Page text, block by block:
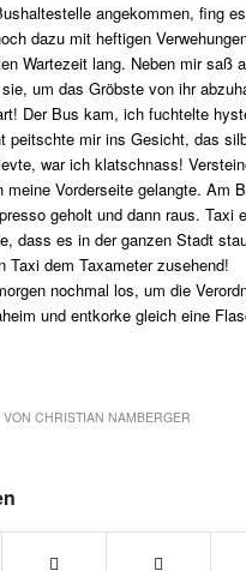
angekommen, fing
dazu mit heftigen
Wartezeit lang. Neben mir saß
um das Gröbste von ihr
Der Bus kam, ich fuchtelte
peitschte mir ins Gesicht, das
war ich klatschnass!
meine Vorderseite gelangte. Am
geholt und dann raus. Taxi
dass es in der ganzen Stadt
Taxi dem Taxameter zusehend!
nochmal los, um die
und entkorke gleich eine
VON CHRISTIAN NAMBERGER